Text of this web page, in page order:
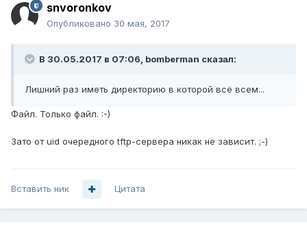
snvoronkov
Опубликовано 30 мая, 2017
В 30.05.2017 в 07:06, bomberman сказал:
Лишний раз иметь директорию в которой всё всем...
Файл. Только файл. :-)
Зато от uid очередного tftp-сервера никак не зависит. ;-)
Вставить ник Цитата